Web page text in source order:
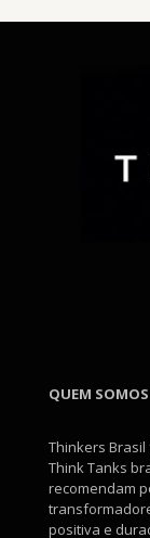
QUEM SOMOS
Thinkers
Think Tanks
recomendam
positiva e